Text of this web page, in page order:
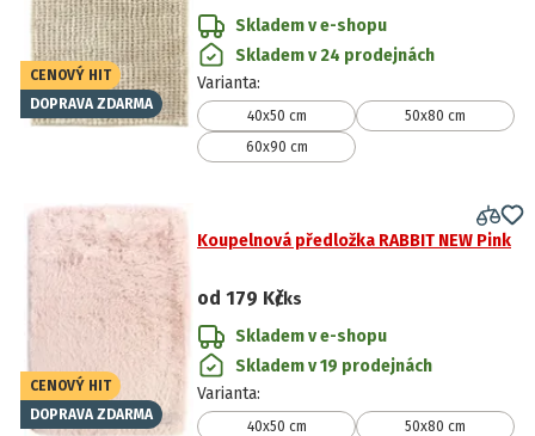
CENOVÝ HIT
DOPRAVA ZDARMA
Skladem v e-shopu
Skladem v 24 prodejnách
Varianta:
40x50 cm
50x80 cm
60x90 cm
CENOVÝ HIT
DOPRAVA ZDARMA
Koupelnová předložka RABBIT NEW Pink
od 179 Kč/ks
Skladem v e-shopu
Skladem v 19 prodejnách
Varianta:
40x50 cm
50x80 cm